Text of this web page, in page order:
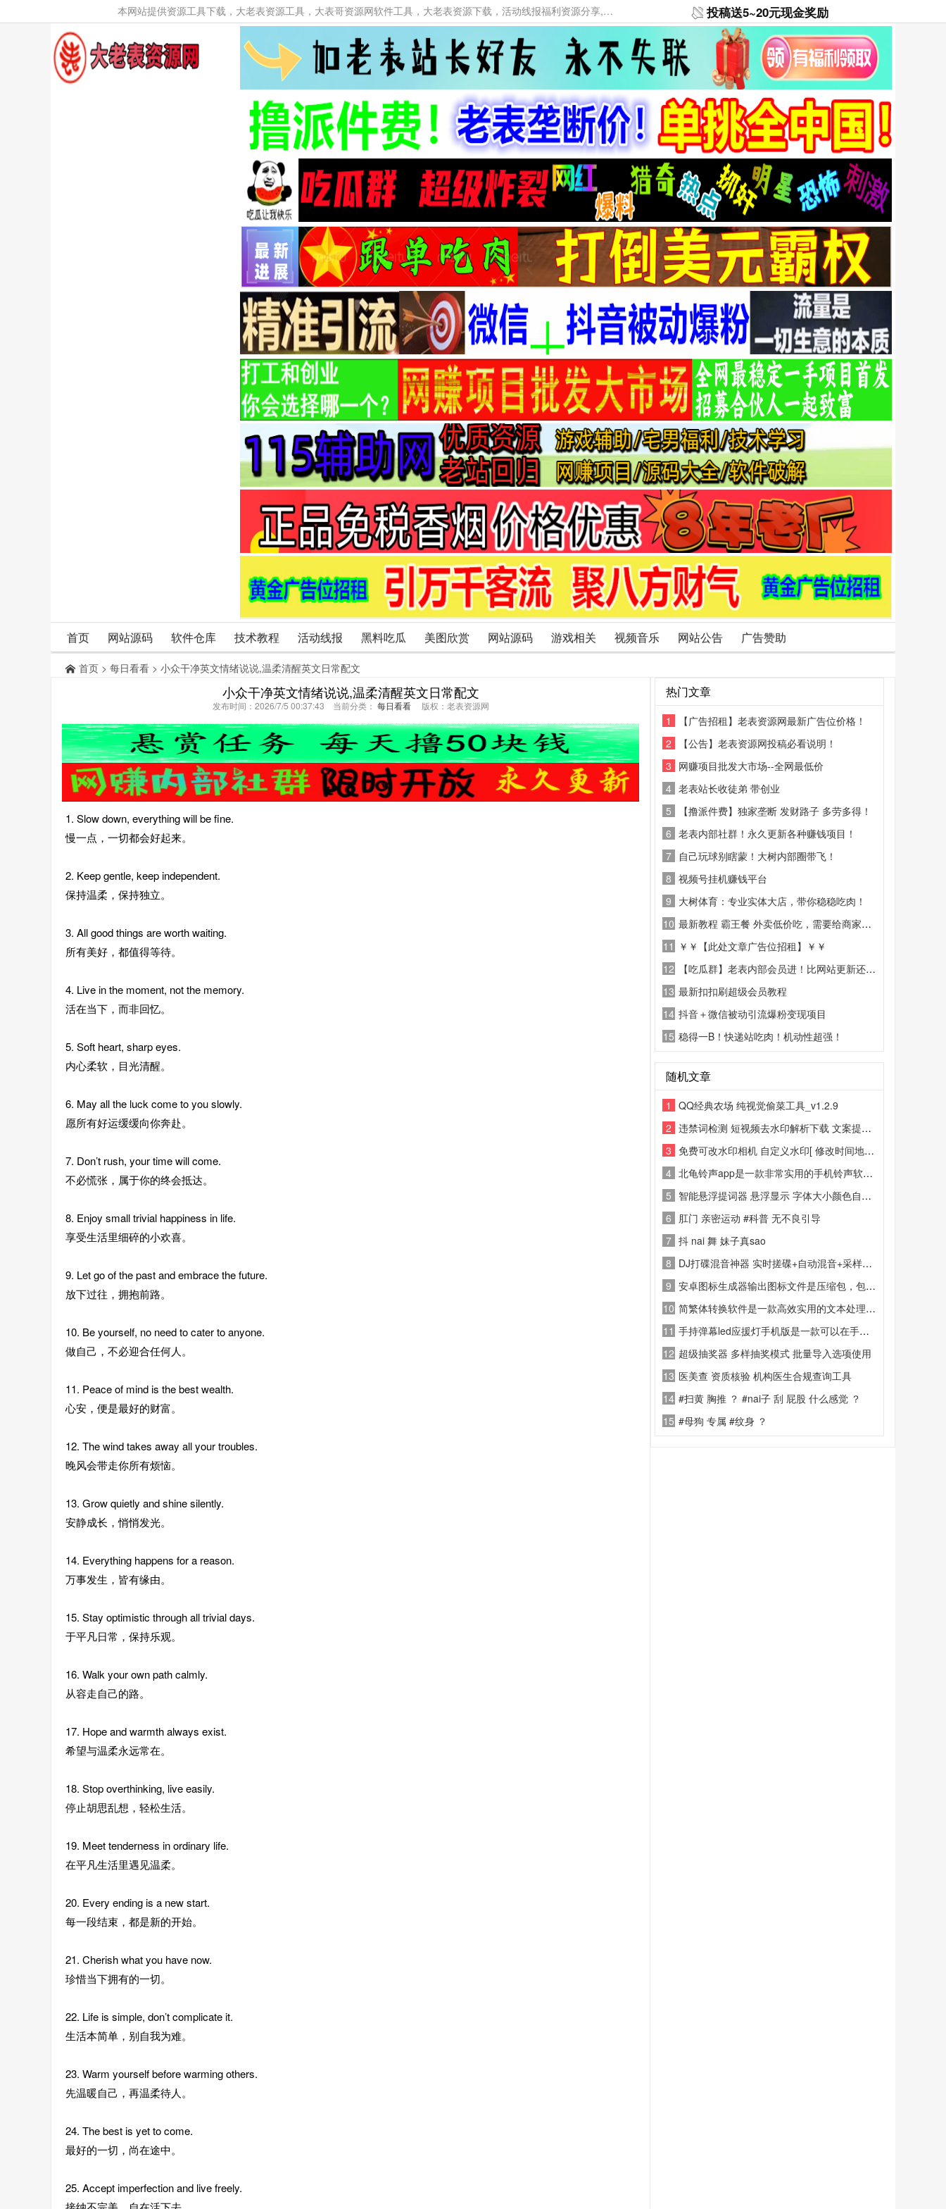
本网站提供资源工具下载，大老表资源工具，大表哥资源网软件工具，大老表资源下载，活动线报福利资源分享,活动线报，大型网游经典游戏，网络热门技术游戏辅助交流与分享。 投稿送5~20元现金奖励
首页 网站源码 软件仓库 技术教程 活动线报 黑料吃瓜 美图欣赏 网站源码 游戏相关 视频音乐 网站公告 广告赞助
首页 > 每日看看 > 小众干净英文情绪说说,温柔清醒英文日常配文
小众干净英文情绪说说,温柔清醒英文日常配文
发布时间：2026/7/5 00:37:43 当前分类： 每日看看版权：老表资源网
1. Slow down, everything will be fine.
慢一点，一切都会好起来。
2. Keep gentle, keep independent.
保持温柔，保持独立。
3. All good things are worth waiting.
所有美好，都值得等待。
4. Live in the moment, not the memory.
活在当下，而非回忆。
5. Soft heart, sharp eyes.
内心柔软，目光清醒。
6. May all the luck come to you slowly.
愿所有好运缓缓向你奔赴。
7. Don’t rush, your time will come.
不必慌张，属于你的终会抵达。
8. Enjoy small trivial happiness in life.
享受生活里细碎的小欢喜。
9. Let go of the past and embrace the future.
放下过往，拥抱前路。
10. Be yourself, no need to cater to anyone.
做自己，不必迎合任何人。
11. Peace of mind is the best wealth.
心安，便是最好的财富。
12. The wind takes away all your troubles.
晚风会带走你所有烦恼。
13. Grow quietly and shine silently.
安静成长，悄悄发光。
14. Everything happens for a reason.
万事发生，皆有缘由。
15. Stay optimistic through all trivial days.
于平凡日常，保持乐观。
16. Walk your own path calmly.
从容走自己的路。
17. Hope and warmth always exist.
希望与温柔永远常在。
18. Stop overthinking, live easily.
停止胡思乱想，轻松生活。
19. Meet tenderness in ordinary life.
在平凡生活里遇见温柔。
20. Every ending is a new start.
每一段结束，都是新的开始。
21. Cherish what you have now.
珍惜当下拥有的一切。
22. Life is simple, don’t complicate it.
生活本简单，别自我为难。
23. Warm yourself before warming others.
先温暖自己，再温柔待人。
24. The best is yet to come.
最好的一切，尚在途中。
25. Accept imperfection and live freely.
热门文章
1
【广告招租】老表资源网最新广告位价格！
2
【公告】老表资源网投稿必看说明！
3 网赚项目批发大市场--全网最低价
4 老表站长收徒弟 带创业
5
【撸派件费】独家垄断 发财路子 多劳多得！
6 老表内部社群！永久更新各种赚钱项目！
7 自己玩球别瞎蒙！大树内部圈带飞！
8 视频号挂机赚钱平台
9 大树体育：专业实体大店，带你稳稳吃肉！
10 最新教程 霸王餐 外卖低价吃，需要给商家好评
11 ￥￥【此处文章广告位招租】￥￥
12
【吃瓜群】老表内部会员进！比网站更新还精彩！
13 最新扣扣刷超级会员教程
14 抖音＋微信被动引流爆粉变现项目
15 稳得一B！快递站吃肉！机动性超强！
随机文章
1
QQ经典农场 纯视觉偷菜工具_v1.2.9
2 违禁词检测 短视频去水印解析下载 文案提取等功能
3 免费可改水印相机 自定义水印[ 修改时间地点信息
4 北龟铃声app是一款非常实用的手机铃声软件。这里有超全的铃声库随时可以选择
5 智能悬浮提词器 悬浮显示 字体大小颜色自定义
6 肛门 亲密运动 #科普 无不良引导
7 抖 nai 舞 妹子真sao
8 DJ打碟混音神器 实时搓碟+自动混音+采样器，20+专业音效（回声/镶边/滤波/倒放）
9 安卓图标生成器输出图标文件是压缩包，包涵各种分辨率，可以选择图标圆角，各种平台的，输出文件路径。
10 简繁体转换软件是一款高效实用的文本处理工具
11 手持弹幕led应援灯手机版是一款可以在手机上就能显示字幕的软件
12 超级抽奖器 多样抽奖模式 批量导入选项使用
13 医美查 资质核验 机构医生合规查询工具
14 #扫黄 胸推 ？ #nai子 刮 屁股 什么感觉 ？
15 #母狗 专属 #纹身 ？